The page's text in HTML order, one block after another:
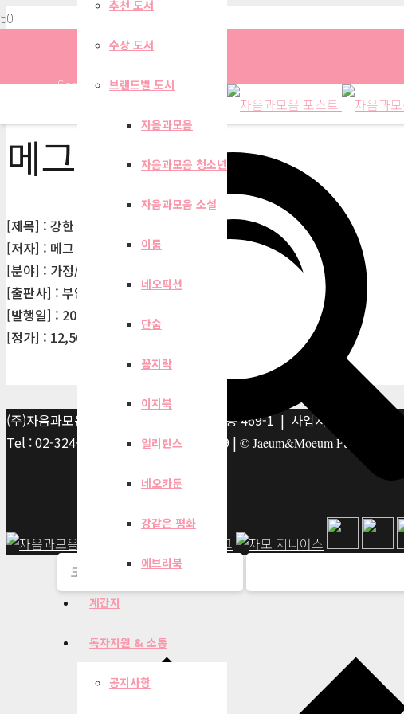
Search
추천 도서
수상 도서
브랜드별 도서
자음과모음
자음과모음 청소년
자음과모음 소설
이룸
네오픽션
단숨
꼼지락
이지북
얼리틴스
네오카툰
강같은 평화
에브리북
계간지
독자지원 & 소통
공지사항
메그 미커
[제목] : 강한 아빠 강한 딸
[저자] : 메그 미커
[분야] : 가정/생활
[출판사] : 부엔리브로
[발행일] : 2011-05-25
[정가] : 12,500원
(주)자음과모음 | 10881 경기 파주시 서패동 469-1 | 사업자등록번호:
Tel : 02-324-2347 | Fax : 02-6959-8459 | © Jaeum&Moeum Publishing